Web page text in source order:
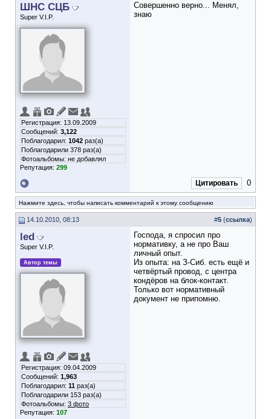
ШНС СЦБ
Super V.I.P.
Регистрация: 13.09.2009
Сообщений: 3,122
Поблагодарил: 1042 раз(а)
Поблагодарили 378 раз(а)
Фотоальбомы: не добавлял
Репутация: 299
Совершенно верно... Менял,
знаю
Цитировать 0
Нажмите здесь, чтобы написать комментарий к этому сообщению
14.10.2010, 08:13 #5 (ссылка)
led
Super V.I.P.
Автор темы
Регистрация: 09.04.2009
Сообщений: 1,963
Поблагодарил: 11 раз(а)
Поблагодарили 153 раз(а)
Фотоальбомы: 3 фото
Репутация: 107
Господа, я спросил про
нормативку, а не про Ваш
личный опыт.
Из опыта: на З-Сиб. есть ещё и
четвёртый провод, с центра
кондёров на блок-контакт.
Только вот нормативный
документ не припомню.